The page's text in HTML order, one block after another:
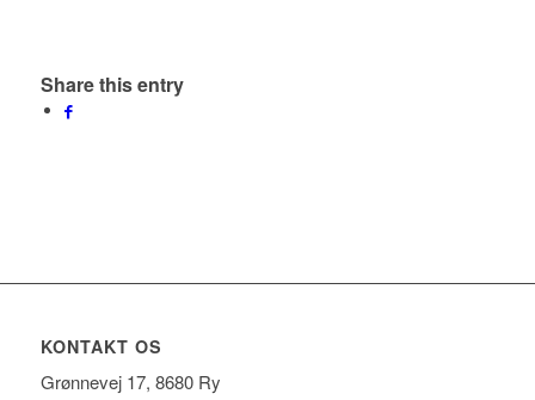
Share this entry
KONTAKT OS
Grønnevej 17, 8680 Ry